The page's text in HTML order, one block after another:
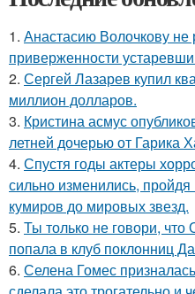
1. Анастасию Волочкову не
приверженности
2. Сергей Лазарев купил
миллион долларов.
3. Кристина асмус
летней дочерью от Гарика
4. Спустя годы актеры
сильно изменились, пройдя
кумиров до мировых звезд.
5. Ты только не говори,
попала в клуб поклонниц
6. Селена Гомес